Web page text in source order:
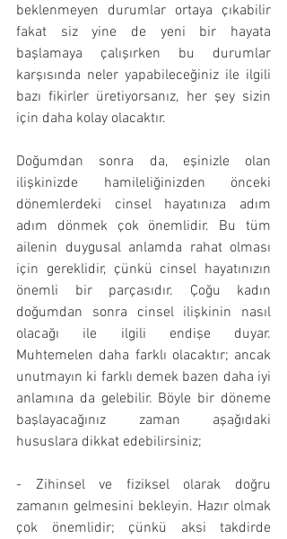
beklenmeyen durumlar ortaya çıkabilir
fakat siz yine de yeni bir hayata
başlamaya çalışırken bu durumlar
karşısında neler yapabileceğiniz ile ilgili
bazı fikirler üretiyorsanız, her şey sizin
için daha kolay olacaktır.
Doğumdan sonra da, eşinizle olan
ilişkinizde hamileliğinizden önceki
dönemlerdeki cinsel hayatınıza adım
adım dönmek çok önemlidir. Bu tüm
ailenin duygusal anlamda rahat olması
için gereklidir, çünkü cinsel hayatınızın
önemli bir parçasıdır. Çoğu kadın
doğumdan sonra cinsel ilişkinin nasıl
olacağı ile ilgili endişe duyar.
Muhtemelen daha farklı olacaktır; ancak
unutmayın ki farklı demek bazen daha iyi
anlamına da gelebilir. Böyle bir döneme
başlayacağınız zaman aşağıdaki
hususlara dikkat edebilirsiniz;
- Zihinsel ve fiziksel olarak doğru
zamanın gelmesini bekleyin. Hazır olmak
çok önemlidir; çünkü aksi takdirde